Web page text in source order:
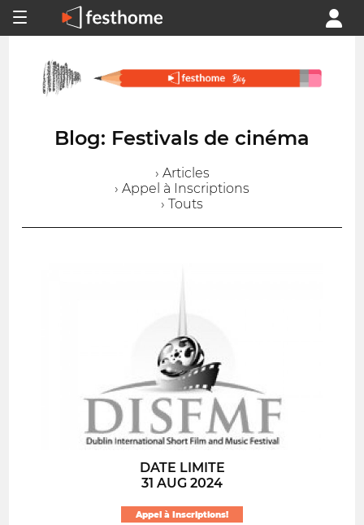
Blog: Festivals de cinéma
› Articles
› Appel à Inscriptions
› Touts
DATE LIMITE
31 AUG 2024
Appel à Inscriptions!